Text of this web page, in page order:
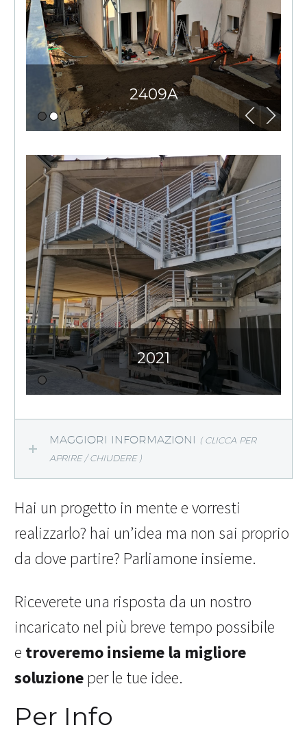
2409A
2021
MAGGIORI INFORMAZIONI ( CLICCA PER
APRIRE / CHIUDERE )
Hai un progetto in mente e vorresti
realizzarlo? hai un’idea ma non sai proprio
da dove partire? Parliamone insieme.
Riceverete una risposta da un nostro
incaricato nel più breve tempo possibile
e troveremo insieme la migliore
soluzioneper le tue idee.
Per Info